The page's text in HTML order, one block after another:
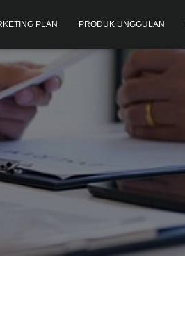
PLAN PRODUK UNGGULAN